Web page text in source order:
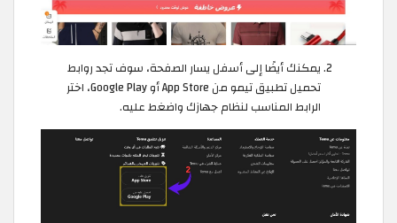
يمكنك أيضًا إلى أسفل يسار الصفحة، سوف تجد روابط
تحميل تطبيق تيمو من App Store أو Google Play، اختر
الرابط المناسب لنظام جهازك واضغط عليه.